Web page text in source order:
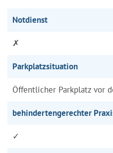
Notdienst
✗
Parkplatzsituation
Öffentlicher Parkplatz vor
behindertengerechter
✓